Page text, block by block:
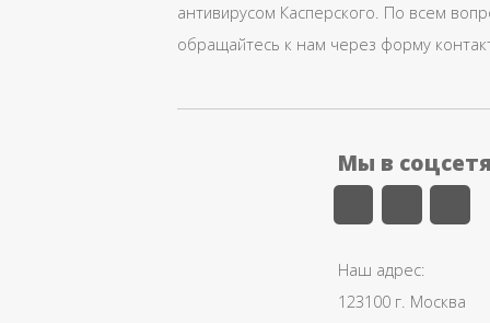
антивирусом Касперского. По всем
обращайтесь к нам через форму
Мы в
Наш адрес:
123100 г. Москва